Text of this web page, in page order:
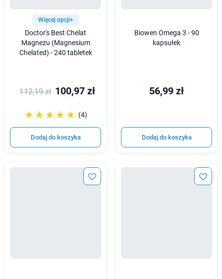
Więcej opcji+
Doctor's Best Chelat
Magnezu (Magnesium
Chelated) - 240 tabletek
112,19 zł 100,97 zł
☆☆☆☆☆
★★★★★ (4)
Dodaj do koszyka
Biowen Omega 3 - 90
kapsułek
56,99 zł
Dodaj do koszyka